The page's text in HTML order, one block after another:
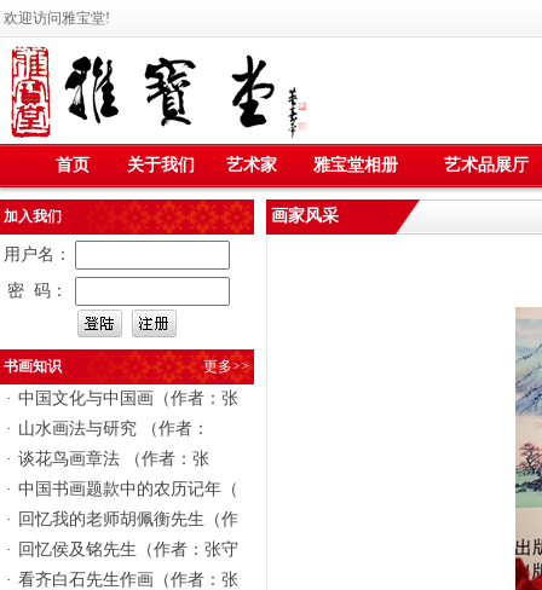
欢迎访问雅宝堂!
首页 关于我们 艺术家 雅宝堂相册 艺术品展厅
加入我们
用户名：
密 码：
书画知识 更多>>
· 中国文化与中国画（作者：张
· 山水画法与研究 （作者：
· 谈花鸟画章法 （作者：张
· 中国书画题款中的农历记年（
· 回忆我的老师胡佩衡先生（作
· 回忆侯及铭先生（作者：张守
· 看齐白石先生作画（作者：张
画家风采